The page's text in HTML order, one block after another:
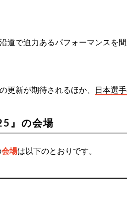
道で迫力あるパフォーマンスを
更新が期待されるほか、 日本選
』の会場
会場は以下のとおりです。